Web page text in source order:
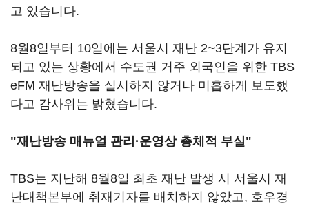
고 있습니다.
8월8일부터 10일에는 서울시 재난 2~3단계가 유지
되고 있는 상황에서 수도권 거주 외국인을 위한 TBS
eFM 재난방송을 실시하지 않거나 미흡하게 보도했
다고 감사위는 밝혔습니다.
"재난방송 매뉴얼 관리·운영상 총체적 부실"
TBS는 지난해 8월8일 최초 재난 발생 시 서울시 재
난대책본부에 취재기자를 배치하지 않았고, 호우경